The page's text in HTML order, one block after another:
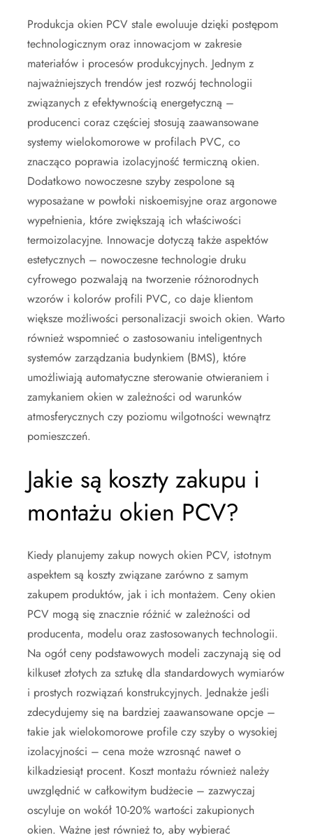
Produkcja okien PCV stale ewoluuje dzięki postępom
technologicznym oraz innowacjom w zakresie
materiałów i procesów produkcyjnych. Jednym z
najważniejszych trendów jest rozwój technologii
związanych z efektywnością energetyczną –
producenci coraz częściej stosują zaawansowane
systemy wielokomorowe w profilach PVC, co
znacząco poprawia izolacyjność termiczną okien.
Dodatkowo nowoczesne szyby zespolone są
wyposażane w powłoki niskoemisyjne oraz argonowe
wypełnienia, które zwiększają ich właściwości
termoizolacyjne. Innowacje dotyczą także aspektów
estetycznych – nowoczesne technologie druku
cyfrowego pozwalają na tworzenie różnorodnych
wzorów i kolorów profili PVC, co daje klientom
większe możliwości personalizacji swoich okien. Warto
również wspomnieć o zastosowaniu inteligentnych
systemów zarządzania budynkiem (BMS), które
umożliwiają automatyczne sterowanie otwieraniem i
zamykaniem okien w zależności od warunków
atmosferycznych czy poziomu wilgotności wewnątrz
pomieszczeń.
Jakie są koszty zakupu i
montażu okien PCV?
Kiedy planujemy zakup nowych okien PCV, istotnym
aspektem są koszty związane zarówno z samym
zakupem produktów, jak i ich montażem. Ceny okien
PCV mogą się znacznie różnić w zależności od
producenta, modelu oraz zastosowanych technologii.
Na ogół ceny podstawowych modeli zaczynają się od
kilkuset złotych za sztukę dla standardowych wymiarów
i prostych rozwiązań konstrukcyjnych. Jednakże jeśli
zdecydujemy się na bardziej zaawansowane opcje –
takie jak wielokomorowe profile czy szyby o wysokiej
izolacyjności – cena może wzrosnąć nawet o
kilkadziesiąt procent. Koszt montażu również należy
uwzględnić w całkowitym budżecie – zazwyczaj
oscyluje on wokół 10-20% wartości zakupionych
okien. Ważne jest również to, aby wybierać